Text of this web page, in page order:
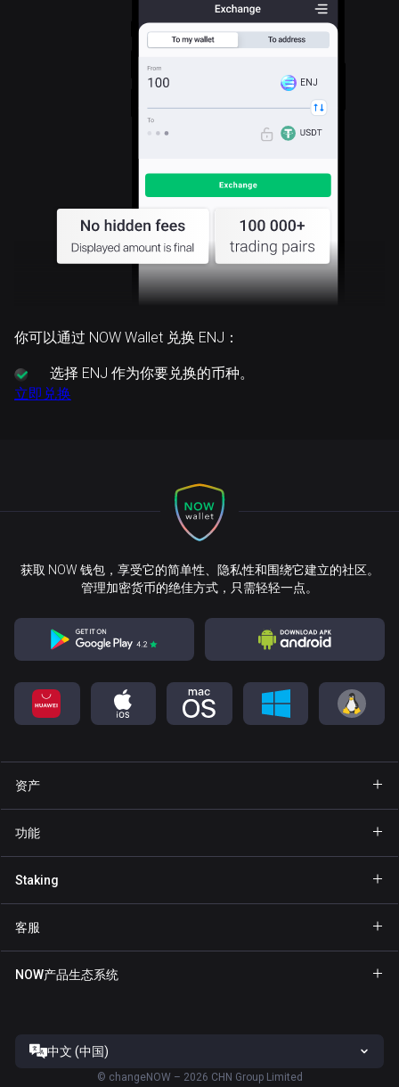
ENJ
你可以通过 NOW Wallet 兑换 ENJ：
选择 ENJ 作为你要兑换的币种。
立即兑换
获取 NOW 钱包，享受它的简单性、隐私性和围绕它建立的社区。
管理加密货币的绝佳方式，只需轻轻一点。
资产
钱包 Binance Coin
钱包 USD Coin
钱包 Ripple
全部钱包
功能
Staking
Staking TRX
Staking XTZ
客服
服务条款
NOW产品生态系统
ChangeNOW官网
中文 (中国)
© changeNOW – 2026 CHN Group Limited